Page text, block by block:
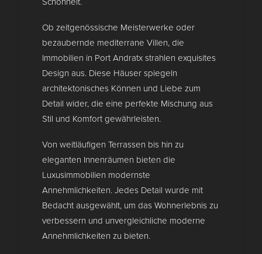
Ob zeitgenössische Meisterwerke oder
bezaubernde mediterrane Villen, die
Immobilien in Port Andratx strahlen exquisites
Design aus. Diese Häuser spiegeln
architektonisches Können und Liebe zum
Detail wider, die eine perfekte Mischung aus
Stil und Komfort gewährleisten.
Von weitläufigen Terrassen bis hin zu
eleganten Innenräumen bieten die
Luxusimmobilien modernste
Annehmlichkeiten. Jedes Detail wurde mit
Bedacht ausgewählt, um das Wohnerlebnis zu
verbessern und unvergleichliche moderne
Annehmlichkeiten zu bieten.